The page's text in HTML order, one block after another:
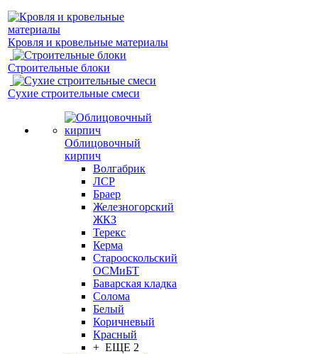
Кровля и кровельные материалы
Строительные блоки
Сухие строительные смеси
Облицовочный
кирпич
Волгабрик
ЛСР
Браер
Железногорский
ЖКЗ
Терекс
Керма
Старооскольский
ОСМиБТ
Баварская кладка
Солома
Белый
Коричневый
Красный
+ ЕЩЕ 2